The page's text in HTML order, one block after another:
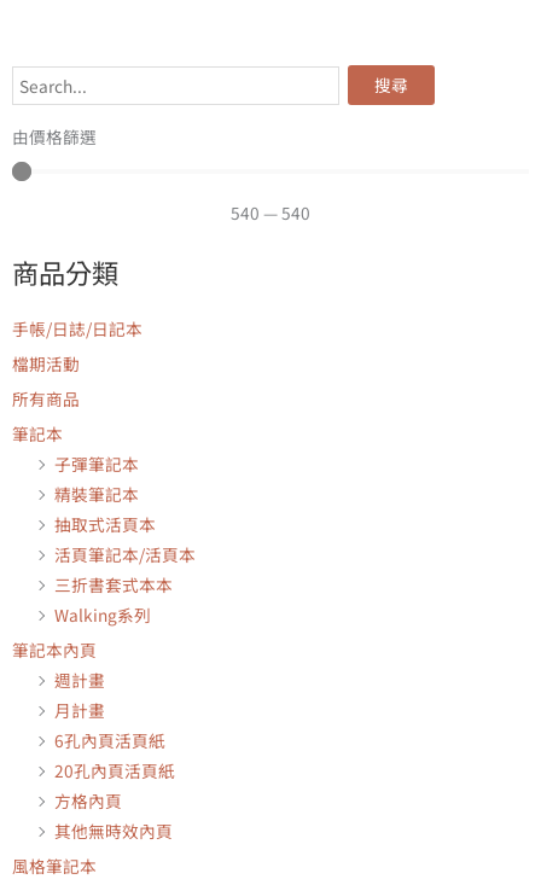
搜尋
由價格篩選
540 —540
商品分類
手帳/日誌/日記本
檔期活動
所有商品
筆記本
子彈筆記本
精裝筆記本
抽取式活頁本
活頁筆記本/活頁本
三折書套式本本
Walking系列
筆記本內頁
週計畫
月計畫
6孔內頁活頁紙
20孔內頁活頁紙
方格內頁
其他無時效內頁
風格筆記本